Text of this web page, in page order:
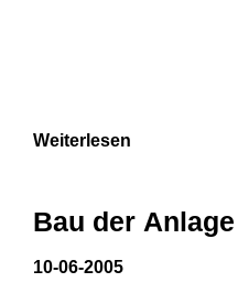
Weiterlesen
Bau der
10-06-2005